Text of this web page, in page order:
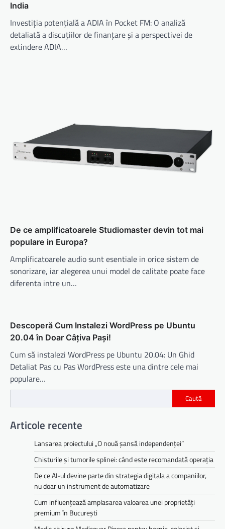
India
Investiția potențială a ADIA în Pocket FM: O analiză
detaliată a discuțiilor de finanțare și a perspectivei de
extindere ADIA…
De ce amplificatoarele Studiomaster devin tot mai
populare in Europa?
Amplificatoarele audio sunt esentiale in orice sistem de
sonorizare, iar alegerea unui model de calitate poate face
diferenta intre un…
Descoperă Cum Instalezi WordPress pe Ubuntu
20.04 în Doar Câțiva Pași!
Cum să instalezi WordPress pe Ubuntu 20.04: Un Ghid
Detaliat Pas cu Pas WordPress este una dintre cele mai
populare…
Caută
Articole recente
Lansarea proiectului „O nouă șansă independenței”
Chisturile și tumorile splinei: când este recomandată operația
De ce AI-ul devine parte din strategia digitala a companiilor,
nu doar un instrument de automatizare
Cum influențează amplasarea valoarea unei proprietăți
premium în București